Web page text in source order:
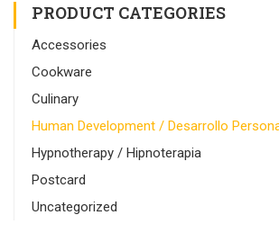
PRODUCT CATEGORIES
Accessories
Cookware
Culinary
Human Development / Desarrollo
Hypnotherapy / Hipnoterapia
Postcard
Uncategorized